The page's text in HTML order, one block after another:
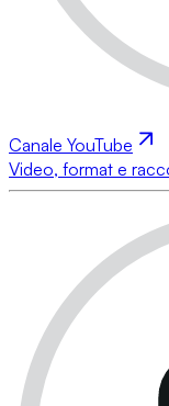
Canale YouTube
Video, format e